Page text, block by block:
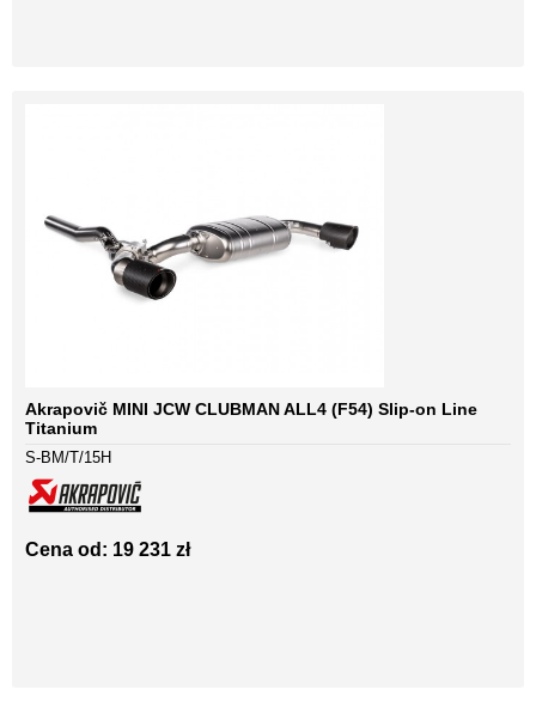
Akrapovič MINI JCW CLUBMAN ALL4 (F54) Slip-on Line
Titanium
S-BM/T/15H
Cena od: 19 231 zł